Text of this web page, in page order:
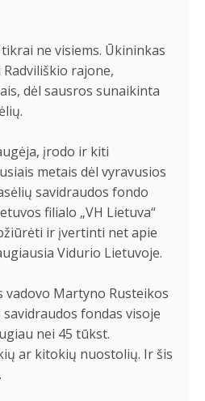
ne visiems. Ūkininkas
rajone,
dėl sausros sunaikinta
įrodo ir kiti
metais dėl vyravusios
savidraudos fondo
filialo „VH Lietuva“
ir įvertinti net apie
Vidurio Lietuvoje.
vadovo Martyno Rusteikos
fondas visoje
nei 45 tūkst.
ar kitokių nuostolių. Ir šis